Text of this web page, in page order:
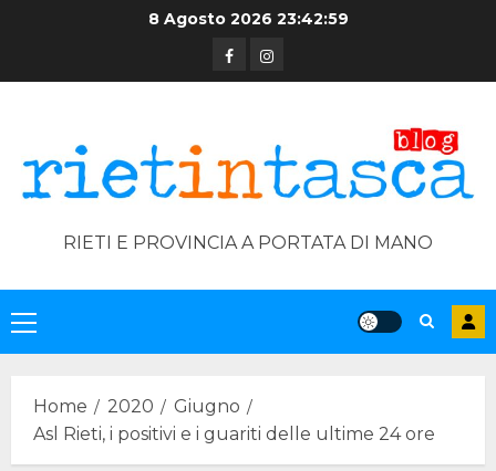
8 Agosto 2026 23:42:59
FacebookInstagram
RIETI E PROVINCIA A PORTATA DI MANO
Primary
Menu
Home 2020
Giugno
Asl Rieti, i positivi e i guariti delle ultime 24 ore